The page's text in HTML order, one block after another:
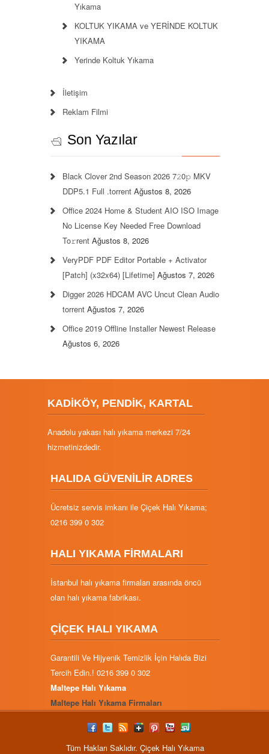
Yıkama
KOLTUK YIKAMA ve YERİNDE KOLTUK
YIKAMA
Yerinde Koltuk Yıkama
İletişim
Reklam Filmi
Son Yazılar
Black Clover 2nd Season 2026 7𝟸0𝚙 MKV
DDP5.1 Full .torrent Ağustos 8, 2026
Office 2024 Home & Student AIO ISO Image
No License Key Needed Frее Download
To𝚛rent Ağustos 8, 2026
VeryPDF PDF Editor Portable + Activator
[Patch] (x32x64) [Lifetime] Ağustos 7, 2026
Digger 2026 HDCAM AVC Uncut Clean Audio
torrent Ağustos 7, 2026
Office 2019 Offline Installer Newest Release
Ağustos 6, 2026
KADİKÖY, PENDİK, KARTAL
Anadolu yakası halı yıkama merkezi 7/24
hizmetinizdedir.
HALIDA GÜVENİLİR ADRES
Ücretsiz servis imkanı ile Çiçek Halı Yıkama;
0216 399 0 302
HALI YIKAMA FİRMALARI
İstanbul halı yıkama firmaları arasında öncü
olan halı yıkama fabrikası.
ÇİÇEK HALI YIKAMA
Garantili Ve Hijyenik Temizlik İçin Halıda Bizi
Tercih Edin.! 0216 399 0 302
Maltepe Halı Yıkama
Maltepe Halı Yıkama Firmaları
Tüm Hakları Saklıdır. Çiçek Halı Yıkama